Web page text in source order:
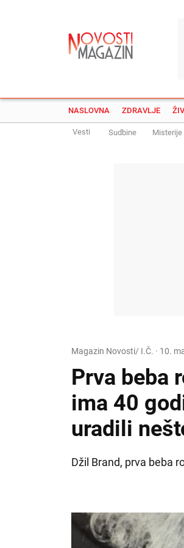
NASLOVNA ZDRAVLJE
Vesti Sudbine Misterije
Magazin Novosti/ I.Č. · 10.
Prva beba
ima 40
uradili
Džil Brand, prva beba